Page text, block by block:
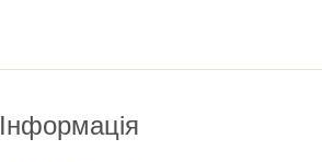
Інформація